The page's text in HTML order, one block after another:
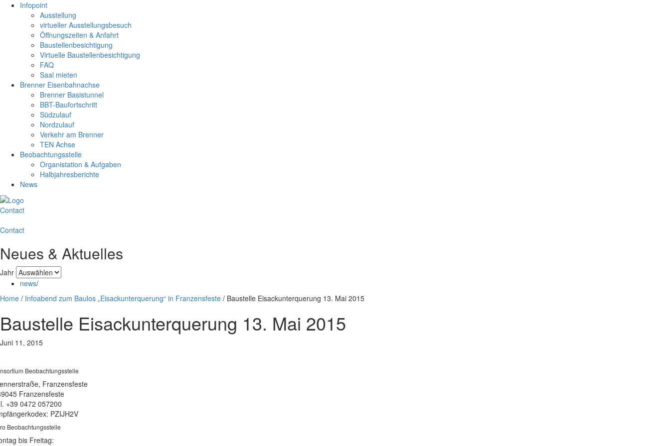
Infopoint
Ausstellung
virtueller Ausstellungsbesuch
Öffnungszeiten & Anfahrt
Baustellenbesichtigung
Virtuelle Baustellenbesichtigung
FAQ
Saal mieten
Brenner Eisenbahnachse
Brenner Basistunnel
BBT-Baufortschritt
Südzulauf
Nordzulauf
Verkehr am Brenner
TEN Achse
Beobachtungsstelle
Organistation & Aufgaben
Halbjahresberichte
News
Contact
Contact
Neues & Aktuelles
Jahr
news/
Home / Infoabend zum Baulos „Eisackunterquerung“ in Franzensfeste / Baustelle Eisackunterquerung 13. Mai 2015
Baustelle Eisackunterquerung 13. Mai 2015
Juni 11, 2015
Beobachtungsstelle
Franzensfeste
Franzensfeste
+39 0472 057200
PZIJH2V
Beobachtungsstelle
bis Freitag: